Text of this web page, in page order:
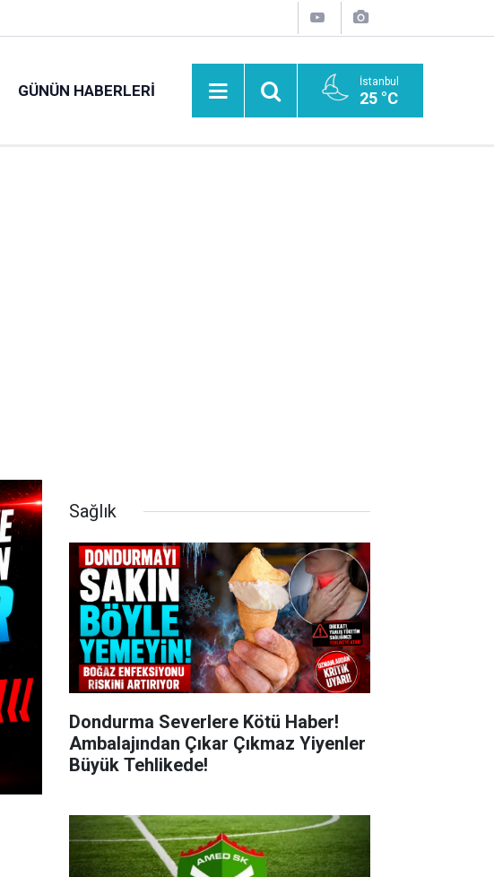
GÜNÜN HABERLERI İstanbul
25 °C
Sağlık
Dondurma Severlere Kötü Haber!
Ambalajından Çıkar Çıkmaz Yiyenler
Büyük Tehlikede!